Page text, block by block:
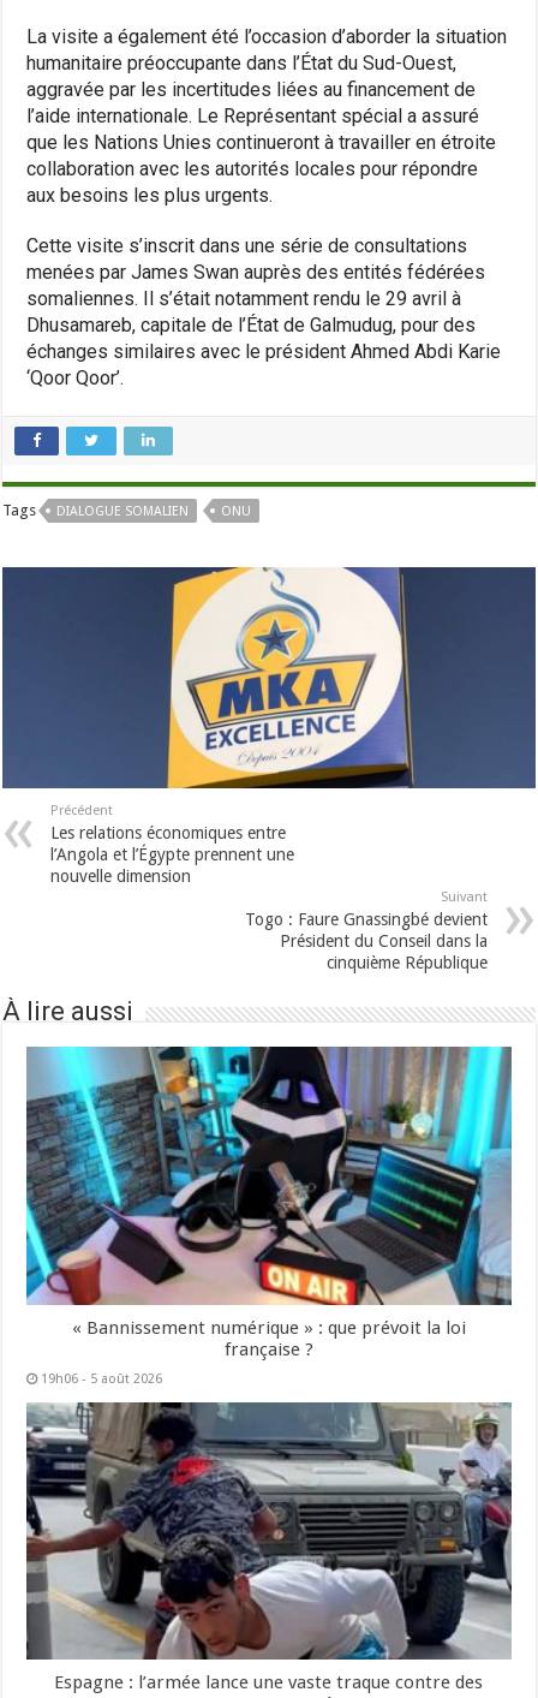
La visite a également été l’occasion d’aborder la situation
humanitaire préoccupante dans l’État du Sud-Ouest,
aggravée par les incertitudes liées au financement de
l’aide internationale. Le Représentant spécial a assuré
que les Nations Unies continueront à travailler en étroite
collaboration avec les autorités locales pour répondre
aux besoins les plus urgents.
Cette visite s’inscrit dans une série de consultations
menées par James Swan auprès des entités fédérées
somaliennes. Il s’était notamment rendu le 29 avril à
Dhusamareb, capitale de l’État de Galmudug, pour des
échanges similaires avec le président Ahmed Abdi Karie
‘Qoor Qoor’.
Tags DIALOGUE SOMALIEN ONU
Précédent
Les relations économiques entre
l’Angola et l’Égypte prennent une
nouvelle dimension
Suivant
Togo : Faure Gnassingbé devient
Président du Conseil dans la
cinquième République
À lire aussi
« Bannissement numérique » : que prévoit la loi
française ?
19h06 - 5 août 2026
Espagne : l’armée lance une vaste traque contre des